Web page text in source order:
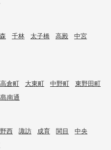
千林 太子橋 高殿
中宮
高倉町 大東町 中野町
東野田町
南通
西 諏訪 成育 関目
中央